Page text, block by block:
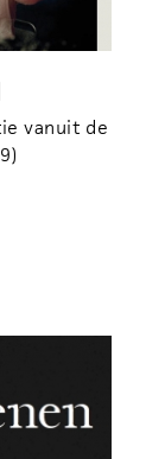
vanuit de